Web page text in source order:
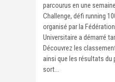
parcourus en une
Challenge, défi running
organisé par la
Universitaire a démarré
Découvrez les
ainsi que les résultats du
sort...